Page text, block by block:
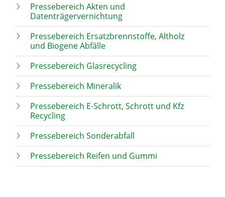
Pressebereich Akten und
Datenträgervernichtung
Pressebereich Ersatzbrennstoffe, Altholz
und Biogene Abfälle
Pressebereich Glasrecycling
Pressebereich Mineralik
Pressebereich E-Schrott, Schrott und Kfz
Recycling
Pressebereich Sonderabfall
Pressebereich Reifen und Gummi